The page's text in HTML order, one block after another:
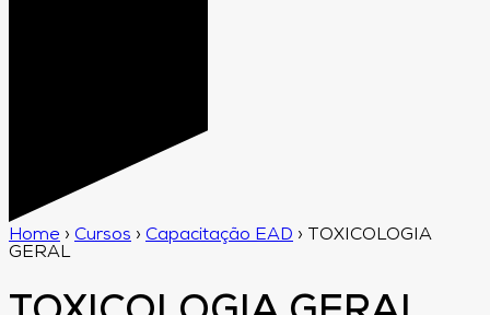
Home › Cursos › Capacitação EAD ›
TOXICOLOGIA
GERAL